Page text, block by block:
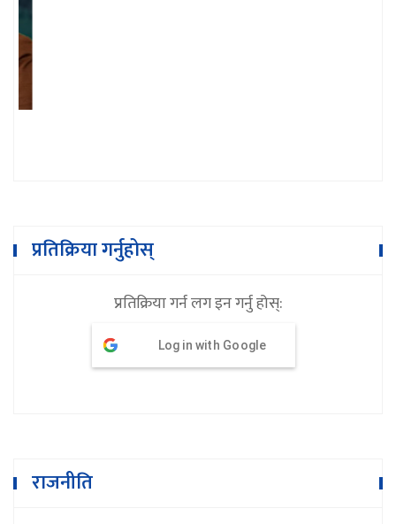
प्रतिक्रिया गर्नुहोस्
प्रतिक्रिया गर्न लग इन गर्नु होस्:
Log in with Google
राजनीति